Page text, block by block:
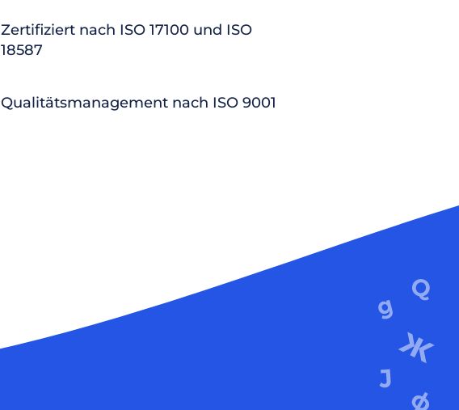
Zertifiziert nach ISO 17100 und ISO
18587
Qualitätsmanagement nach ISO 9001